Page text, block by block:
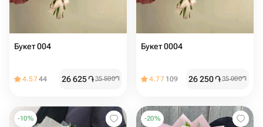
Букет 004
4.5744 26 625֏35 500֏
Букет 0004
4.77 109 26 250֏35 000֏
-10% -20%